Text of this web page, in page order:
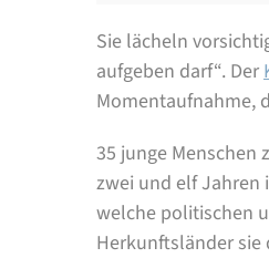
Sie lächeln
aufgeben darf“. Der
Momentaufnahme,
35 junge Menschen
zwei und elf Jahren
welche politischen
Herkunftsländer